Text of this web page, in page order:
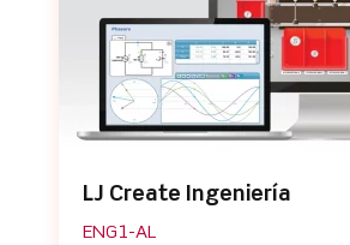
LJ Create Ingeniería
ENG1-AL